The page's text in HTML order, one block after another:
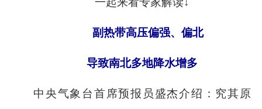
副热带高压偏强、偏北
导致南北多地降水增多
中央气象台首席预报员盛杰介绍：究其原